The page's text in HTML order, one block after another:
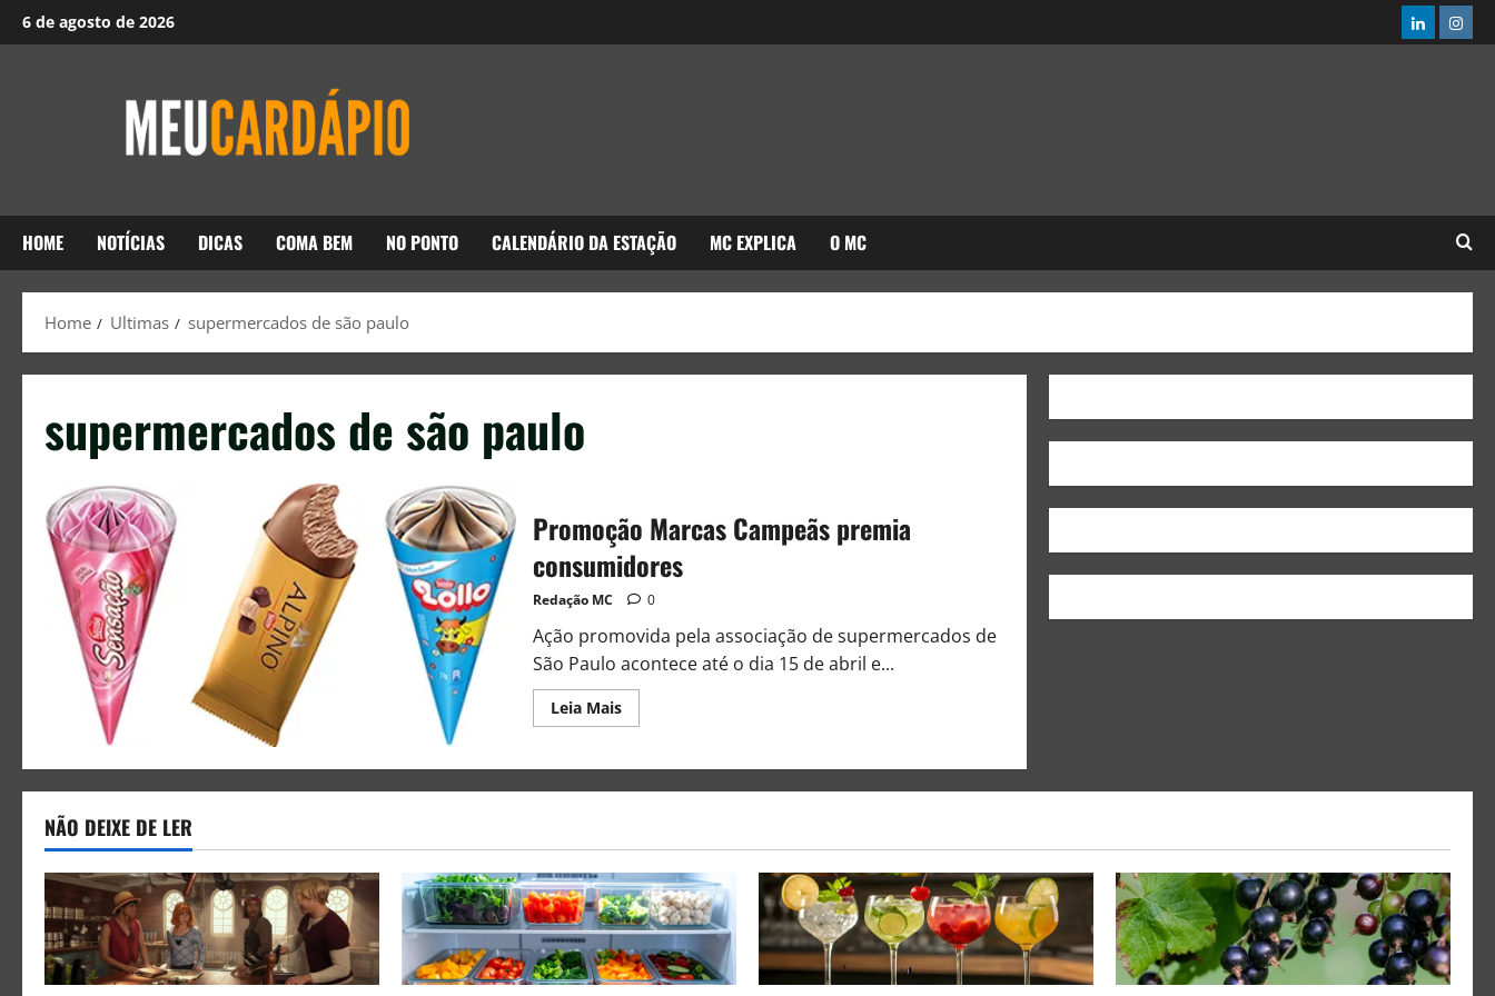
6 de agosto de 2026
HOME NOTÍCIAS DICAS COMA BEM NO PONTO CALENDÁRIO DA ESTAÇÃO MC EXPLICA O MC
Home Ultimas supermercados de são paulo
supermercados de são paulo
Promoção Marcas Campeãs premia
consumidores
Redação MC 0
Ação promovida pela associação de supermercados de
São Paulo acontece até o dia 15 de abril e...
Leia Mais
NÃO DEIXE DE LER